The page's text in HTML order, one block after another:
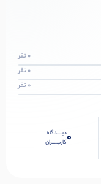
0 نفر
0 نفر
0 نفر
0دیــــدگاه
کاربـــــران